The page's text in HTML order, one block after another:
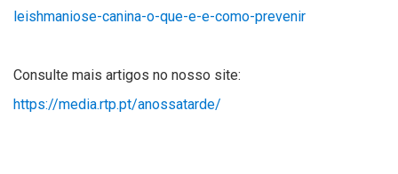
leishmaniose-canina-o-que-e-e-como-prevenir
Consulte mais artigos no nosso site:
https://media.rtp.pt/anossatarde/